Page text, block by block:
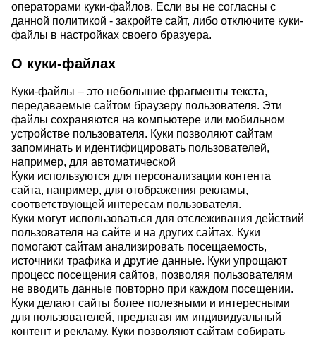
операторами куки-файлов. Если вы не согласны с
данной политикой - закройте сайт, либо отключите куки-
файлы в настройках своего бразуера.
О куки-файлах
Куки-файлы – это небольшие фрагменты текста,
передаваемые сайтом браузеру пользователя. Эти
файлы сохраняются на компьютере или мобильном
устройстве пользователя. Куки позволяют сайтам
запоминать и идентифицировать пользователей,
например, для автоматической
Куки используются для персонализации контента
сайта, например, для отображения рекламы,
соответствующей интересам пользователя.
Куки могут использоваться для отслеживания действий
пользователя на сайте и на других сайтах. Куки
помогают сайтам анализировать посещаемость,
источники трафика и другие данные. Куки упрощают
процесс посещения сайтов, позволяя пользователям
не вводить данные повторно при каждом посещении.
Куки делают сайты более полезными и интересными
для пользователей, предлагая им индивидуальный
контент и рекламу. Куки позволяют сайтам собирать